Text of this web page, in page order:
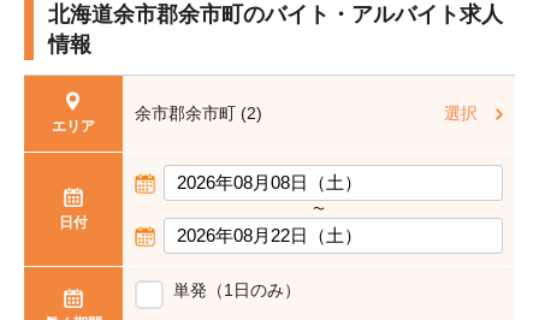
北海道余市郡余市町のバイト・アルバイト求人
情報
エリア
余市郡余市町 (2) 選択
日付
〜
単発（1日のみ）